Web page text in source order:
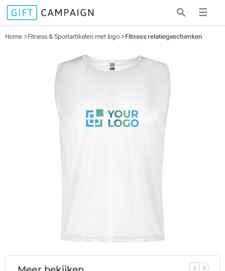
☰
Home Fitness & Sportartikelen met logo Fitness relatiegeschenken